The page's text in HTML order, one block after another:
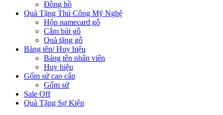
Đồng hồ
Quà Tặng Thủ Công Mỹ Nghệ
Hộp namecard gỗ
Cắm bút gỗ
Quà tặng gỗ
Bảng tên/ Huy hiệu
Bảng tên nhân viên
Huy hiệu
Gốm sứ cao cấp
Gốm sứ
Sale Off
Quà Tặng Sự Kiện